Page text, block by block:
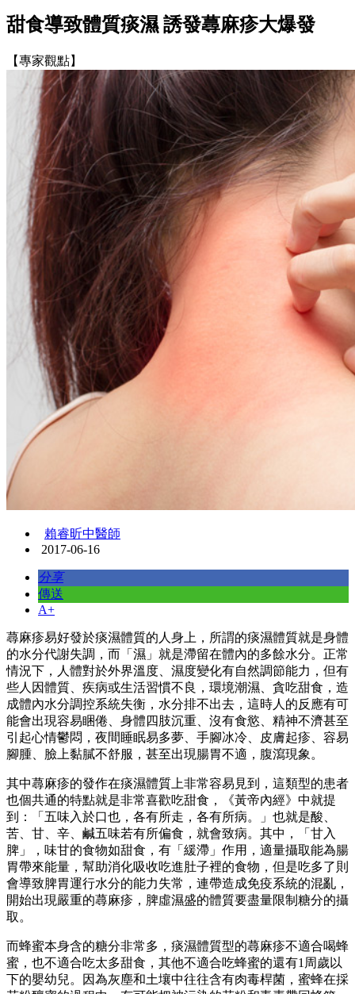
甜食導致體質痰濕 誘發蕁麻疹大爆發
【專家觀點】
賴睿昕中醫師
2017-06-16
分享
傳送
A+
蕁麻疹易好發於痰濕體質的人身上，所謂的痰濕體質就是身體
的水分代謝失調，而「濕」就是滯留在體內的多餘水分。正常
情況下，人體對於外界溫度、濕度變化有自然調節能力，但有
些人因體質、疾病或生活習慣不良，環境潮濕、貪吃甜食，造
成體內水分調控系統失衡，水分排不出去，這時人的反應有可
能會出現容易睏倦、身體四肢沉重、沒有食慾、精神不濟甚至
引起心情鬱悶，夜間睡眠易多夢、手腳冰冷、皮膚起疹、容易
腳腫、臉上黏膩不舒服，甚至出現腸胃不適，腹瀉現象。
其中蕁麻疹的發作在痰濕體質上非常容易見到，這類型的患者
也個共通的特點就是非常喜歡吃甜食，《黃帝內經》中就提
到：「五味入於口也，各有所走，各有所病。」也就是酸、
苦、甘、辛、鹹五味若有所偏食，就會致病。其中，「甘入
脾」，味甘的食物如甜食，有「緩滯」作用，適量攝取能為腸
胃帶來能量，幫助消化吸收吃進肚子裡的食物，但是吃多了則
會導致脾胃運行水分的能力失常，連帶造成免疫系統的混亂，
開始出現嚴重的蕁麻疹，脾虛濕盛的體質要盡量限制糖分的攝
取。
而蜂蜜本身含的糖分非常多，痰濕體質型的蕁麻疹不適合喝蜂
蜜，也不適合吃太多甜食，其他不適合吃蜂蜜的還有1周歲以
下的嬰幼兒。因為灰塵和土壤中往往含有肉毒桿菌，蜜蜂在採